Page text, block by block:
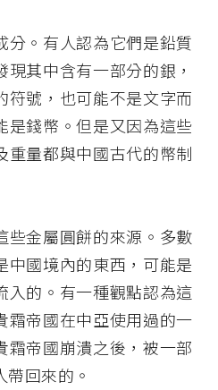
分。有人認為它們是鉛質
其中含有一部分的銀，
符號，也可能不是文字而
是錢幣。但是又因為這些
重量都與中國古代的幣制
些金屬圓餅的來源。多數
中國境內的東西，可能是
入的。有一種觀點認為這
霜帝國在中亞使用過的一
霜帝國崩潰之後，被一部
回來的。